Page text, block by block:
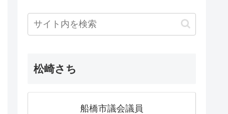
松崎さち
船橋市議会議員